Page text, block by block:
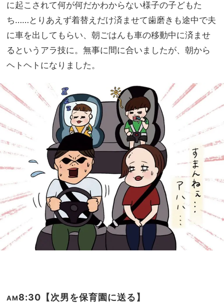
に起こされて何が何だかわからない様子の子どもた
ち……とりあえず着替えだけ済ませて歯磨きも途中で夫
に車を出してもらい、朝ごはんも車の移動中に済ませ
るというアラ技に。無事に間に合いましたが、朝から
ヘトヘトになりました。
AM8:30【次男を保育園に送る】